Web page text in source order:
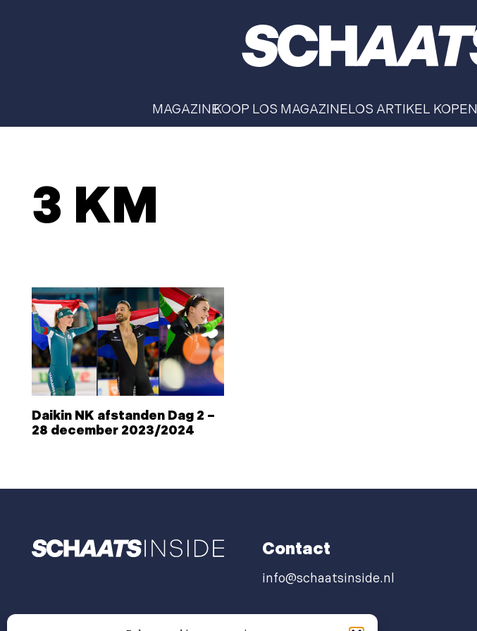
MAGAZINEKOOP LOS MAGAZINELOS ARTIKEL KOPEN
3 KM
Daikin NK afstanden Dag 2 –
28 december 2023/2024
Contact
info@schaatsinside.nl